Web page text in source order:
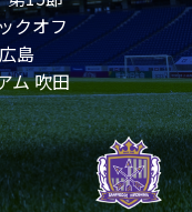
クオフ
島
ム 吹田